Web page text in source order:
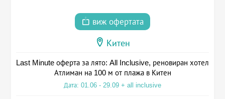
виж офертата
Китен
Last Minute оферта за лято: All Inclusive, реновиран хотел
Атлиман на 100 м от плажа в Китен
Дата: 01.06 - 29.09 + all inclusive